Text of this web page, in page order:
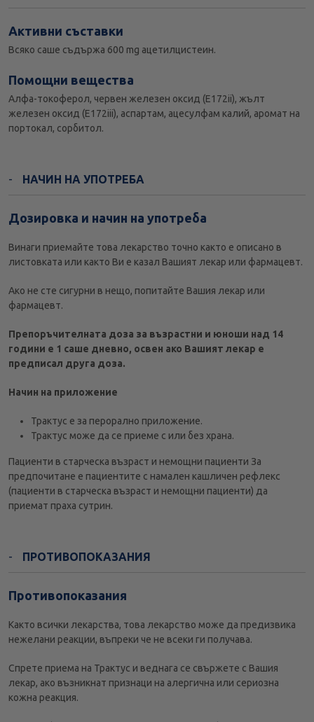
Активни съставки
Всяко саше съдържа 600 mg ацетилцистеин.
Помощни вещества
Aлфа-токоферол, червен железен оксид (E172ii), жълт
железен оксид (E172iii), аспартам, ацесулфам калий, аромат на
портокал, сорбитол.
НАЧИН НА УПОТРЕБА
Дозировка и начин на употреба
Винаги приемайте това лекарство точно както е описано в
листовката или както Ви е казал Вашият лекар или фармацевт.
Ако не сте сигурни в нещо, попитайте Вашия лекар или
фармацевт.
Препоръчителната доза за възрастни и юноши над 14
години е 1 саше дневно, освен ако Вашият лекар е
предписал друга доза.
Начин на приложение
Трактус е за перорално приложение.
Трактус може да се приеме с или без храна.
Пациенти в старческа възраст и немощни пациенти За
предпочитане е пациентите с намален кашличен рефлекс
(пациенти в старческа възраст и немощни пациенти) да
приемат праха сутрин.
ПРОТИВОПОКАЗАНИЯ
Противопоказания
Както всички лекарства, това лекарство може да предизвика
нежелани реакции, въпреки че не всеки ги получава.
Спрете приема на Трактус и веднага се свържете с Вашия
лекар, ако възникнат признаци на алергична или сериозна
кожна реакция.